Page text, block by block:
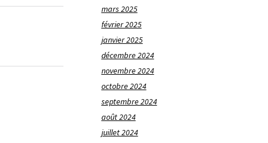
mars 2025
février 2025
janvier 2025
décembre 2024
novembre 2024
octobre 2024
septembre 2024
août 2024
juillet 2024